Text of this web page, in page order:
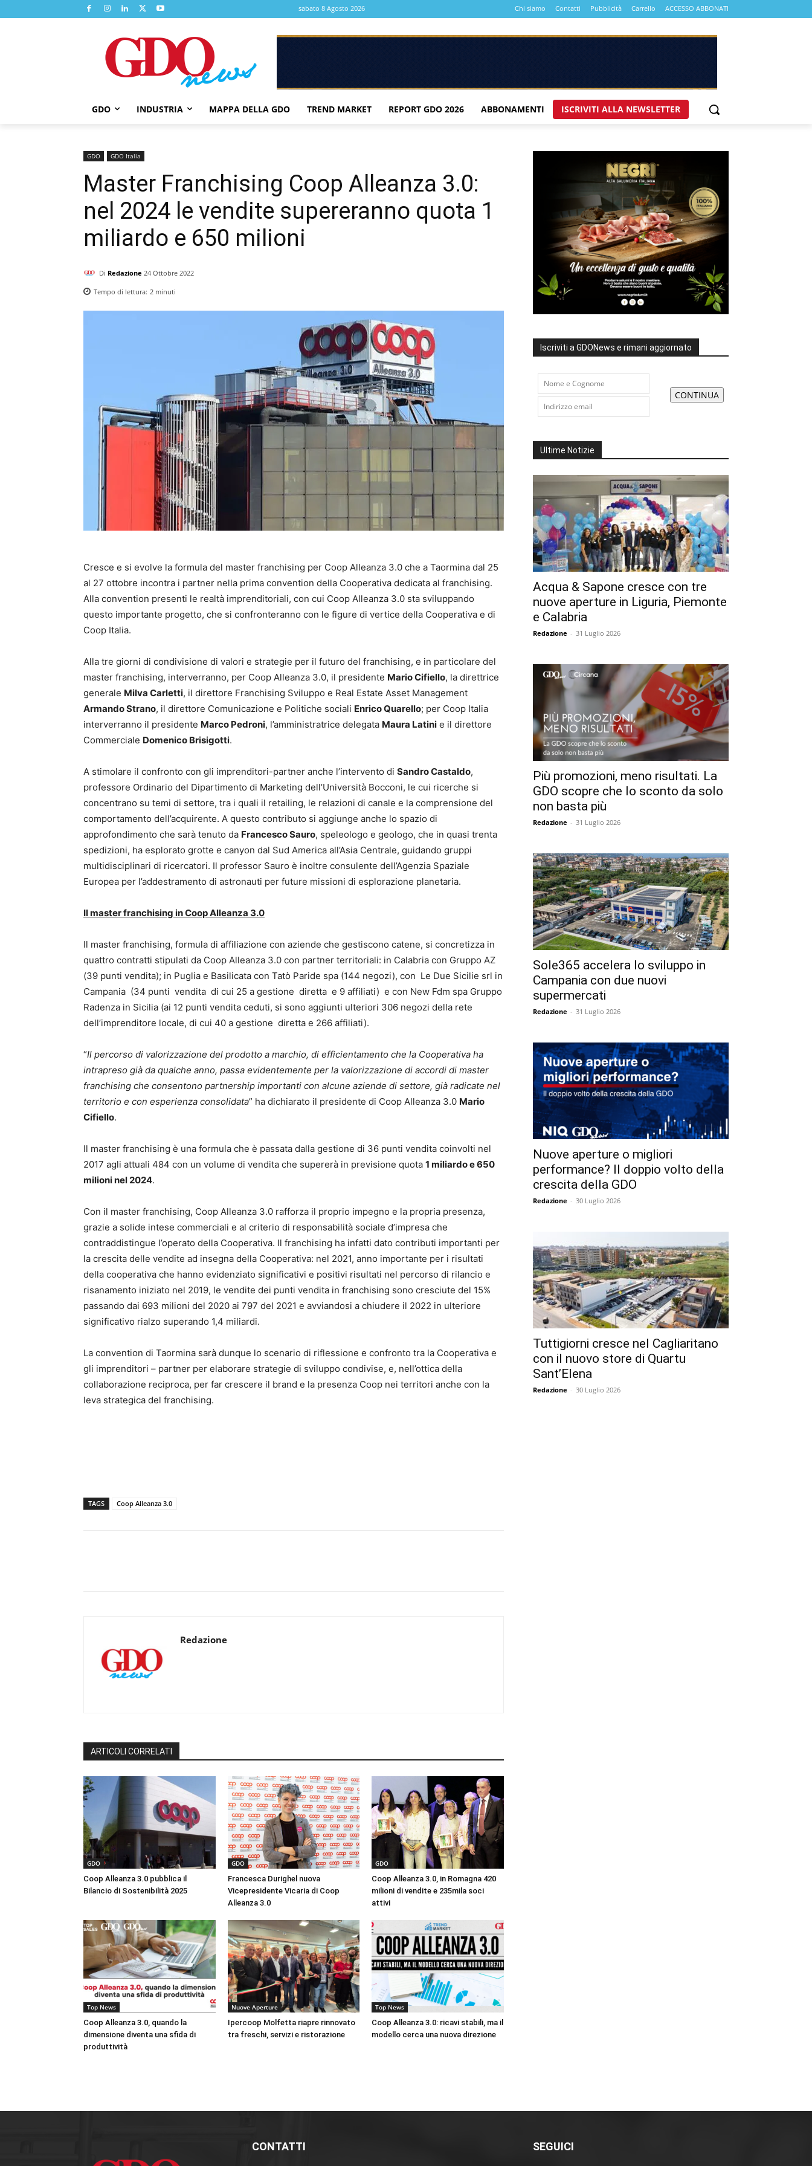
sabato 8 Agosto 2026 Chi siamo Contatti Pubblicità Carrello ACCESSO ABBONATI
GDO INDUSTRIA MAPPA DELLA GDO TREND MARKET REPORT GDO 2026 ABBONAMENTI ISCRIVITI ALLA NEWSLETTER
GDO GDO Italia
Master Franchising Coop Alleanza 3.0:
nel 2024 le vendite supereranno quota 1
miliardo e 650 milioni
Di Redazione 24 Ottobre 2022
Tempo di lettura: 2 minuti
Cresce e si evolve la formula del master franchising per Coop Alleanza 3.0 che a Taormina dal 25
al 27 ottobre incontra i partner nella prima convention della Cooperativa dedicata al franchising.
Alla convention presenti le realtà imprenditoriali, con cui Coop Alleanza 3.0 sta sviluppando
questo importante progetto, che si confronteranno con le figure di vertice della Cooperativa e di
Coop Italia.
Alla tre giorni di condivisione di valori e strategie per il futuro del franchising, e in particolare del
master franchising, interverranno, per Coop Alleanza 3.0, il presidente Mario Cifiello, la direttrice
generale Milva Carletti, il direttore Franchising Sviluppo e Real Estate Asset Management
Armando Strano, il direttore Comunicazione e Politiche sociali Enrico Quarello; per Coop Italia
interverranno il presidente Marco Pedroni, l’amministratrice delegata Maura Latini e il direttore
Commerciale Domenico Brisigotti.
A stimolare il confronto con gli imprenditori-partner anche l’intervento di Sandro Castaldo,
professore Ordinario del Dipartimento di Marketing dell’Università Bocconi, le cui ricerche si
concentrano su temi di settore, tra i quali il retailing, le relazioni di canale e la comprensione del
comportamento dell’acquirente. A questo contributo si aggiunge anche lo spazio di
approfondimento che sarà tenuto da Francesco Sauro, speleologo e geologo, che in quasi trenta
spedizioni, ha esplorato grotte e canyon dal Sud America all’Asia Centrale, guidando gruppi
multidisciplinari di ricercatori. Il professor Sauro è inoltre consulente dell’Agenzia Spaziale
Europea per l’addestramento di astronauti per future missioni di esplorazione planetaria.
Il master franchising in Coop Alleanza 3.0
Il master franchising, formula di affiliazione con aziende che gestiscono catene, si concretizza in
quattro contratti stipulati da Coop Alleanza 3.0 con partner territoriali: in Calabria con Gruppo AZ
(39 punti vendita); in Puglia e Basilicata con Tatò Paride spa (144 negozi), con Le Due Sicilie srl in
Campania (34 punti vendita di cui 25 a gestione diretta e 9 affiliati) e con New Fdm spa Gruppo
Radenza in Sicilia (ai 12 punti vendita ceduti, si sono aggiunti ulteriori 306 negozi della rete
dell’imprenditore locale, di cui 40 a gestione diretta e 266 affiliati).
“Il percorso di valorizzazione del prodotto a marchio, di efficientamento che la Cooperativa ha
intrapreso già da qualche anno, passa evidentemente per la valorizzazione di accordi di master
franchising che consentono partnership importanti con alcune aziende di settore, già radicate nel
territorio e con esperienza consolidata” ha dichiarato il presidente di Coop Alleanza 3.0 Mario
Cifiello.
Il master franchising è una formula che è passata dalla gestione di 36 punti vendita coinvolti nel
2017 agli attuali 484 con un volume di vendita che supererà in previsione quota 1 miliardo e 650
milioni nel 2024.
Con il master franchising, Coop Alleanza 3.0 rafforza il proprio impegno e la propria presenza,
grazie a solide intese commerciali e al criterio di responsabilità sociale d’impresa che
contraddistingue l’operato della Cooperativa. Il franchising ha infatti dato contributi importanti per
la crescita delle vendite ad insegna della Cooperativa: nel 2021, anno importante per i risultati
della cooperativa che hanno evidenziato significativi e positivi risultati nel percorso di rilancio e
risanamento iniziato nel 2019, le vendite dei punti vendita in franchising sono cresciute del 15%
passando dai 693 milioni del 2020 ai 797 del 2021 e avviandosi a chiudere il 2022 in ulteriore
significativo rialzo superando 1,4 miliardi.
La convention di Taormina sarà dunque lo scenario di riflessione e confronto tra la Cooperativa e
gli imprenditori – partner per elaborare strategie di sviluppo condivise, e, nell’ottica della
collaborazione reciproca, per far crescere il brand e la presenza Coop nei territori anche con la
leva strategica del franchising.
TAGS Coop Alleanza 3.0
Redazione
ARTICOLI CORRELATI
GDO
Coop Alleanza 3.0 pubblica il
Bilancio di Sostenibilità 2025
GDO
Francesca Durighel nuova
Vicepresidente Vicaria di Coop
Alleanza 3.0
GDO
Coop Alleanza 3.0, in Romagna 420
milioni di vendite e 235mila soci
attivi
Top News
Coop Alleanza 3.0, quando la
dimensione diventa una sfida di
produttività
Nuove Aperture
Ipercoop Molfetta riapre rinnovato
tra freschi, servizi e ristorazione
Top News
Coop Alleanza 3.0: ricavi stabili, ma il
modello cerca una nuova direzione
Iscriviti a GDONews e rimani aggiornato
Ultime Notizie
Acqua & Sapone cresce con tre
nuove aperture in Liguria, Piemonte
e Calabria
Redazione - 31 Luglio 2026
Più promozioni, meno risultati. La
GDO scopre che lo sconto da solo
non basta più
Redazione - 31 Luglio 2026
Sole365 accelera lo sviluppo in
Campania con due nuovi
supermercati
Redazione - 31 Luglio 2026
Nuove aperture o migliori
performance? Il doppio volto della
crescita della GDO
Redazione - 30 Luglio 2026
Tuttigiorni cresce nel Cagliaritano
con il nuovo store di Quartu
Sant’Elena
Redazione - 30 Luglio 2026
CONTATTI SEGUICI